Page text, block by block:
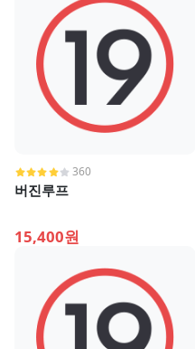
360
버진루프
15,400원